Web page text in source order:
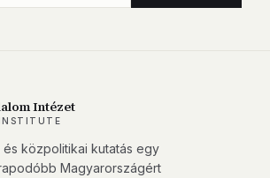
Intézet
közpolitikai kutatás egy
Magyarországért